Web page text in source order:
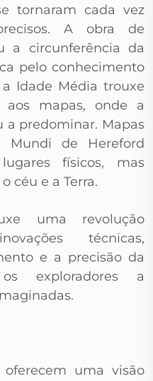
tornaram cada vez
A obra de
a circunferência da
pelo conhecimento
Idade Média trouxe
aos mapas, onde a
a predominar. Mapas
Mundi de Hereford
físicos, mas
céu e a Terra.
uma revolução
técnicas,
e a precisão da
exploradores a
uma visão